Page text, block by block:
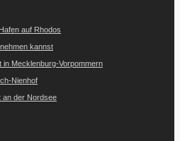
auf Rhodos
kannst
Mecklenburg-Vorpommern
Nienhof
an der Nordsee